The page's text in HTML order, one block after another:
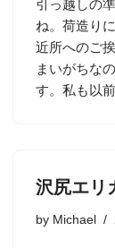
引っ越しの
ね。荷造り
近所へのご
まいがちな
す。私も以
沢尻エリ
by Michael